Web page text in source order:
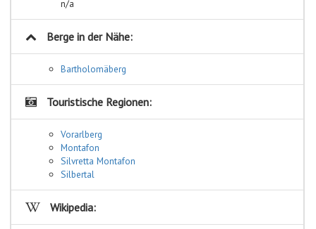
n/a
Berge in der Nähe:
Bartholomäberg
Touristische Regionen:
Vorarlberg
Montafon
Silvretta Montafon
Silbertal
Wikipedia: